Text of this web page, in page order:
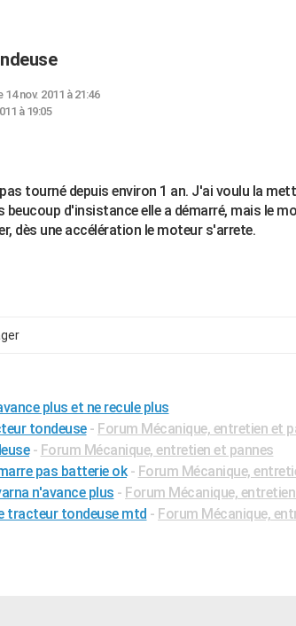
14 nov. 2011 à 21:46
à 19:05
tourné depuis environ 1 an. J'ai voulu la
beucoup d'insistance elle a démarré, mais le
dès une accélération le moteur s'arrete.
plus et ne recule plus
tondeuse - Forum Mécanique, entretien et
- Forum Mécanique, entretien et pannes
pas batterie ok - Forum Mécanique,
n'avance plus - Forum Mécanique,
tracteur tondeuse mtd - Forum Mécanique,